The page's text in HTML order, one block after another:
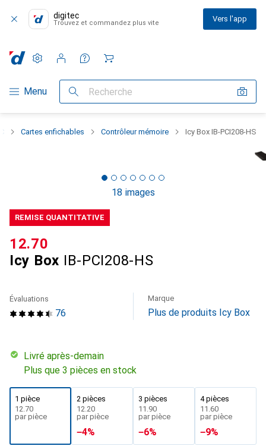
digitec
Trouvez et commandez plus vite Vers l'app
Navigation par catégorie
Menu Recherche
Paramètres
Compte client
Listes de comparaison
Listes d'envies
Panier
Cartes enfichables Contrôleur mémoire Icy Box IB-PCI208-HS
18 images
REMISE QUANTITATIVE
Icy Box IB-PCI208-HS
CHF
12.70
76
Évaluations Marque
Plus de produits Icy Box
Livré après-demain
Plus que 3 pièces en stock
1 pièce
CHF
12.70
par pièce
2 pièces
CHF
12.20
par pièce
−4%
3 pièces
CHF
11.90
par pièce
−6%
4 pièces
CHF
11.60
par pièce
−9%